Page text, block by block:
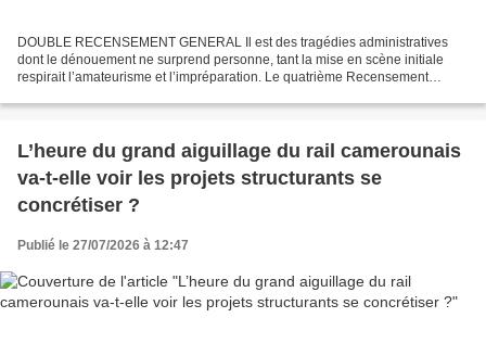
DOUBLE RECENSEMENT GENERAL Il est des tragédies administratives
dont le dénouement ne surprend personne, tant la mise en scène initiale
respirait l’amateurisme et l’impréparation. Le quatrième Recensement
L’heure du grand aiguillage du rail camerounais
va-t-elle voir les projets structurants se
concrétiser ?
Publié le 27/07/2026 à 12:47